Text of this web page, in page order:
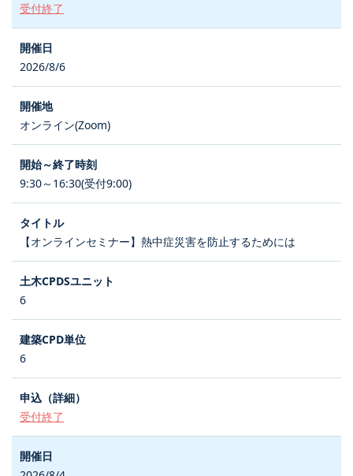
受付終了
2026/8/6
オンライン(Zoom)
9:30～16:30(受付9:00)
【オンラインセミナー】熱中症災害を防止するためには
6
6
受付終了